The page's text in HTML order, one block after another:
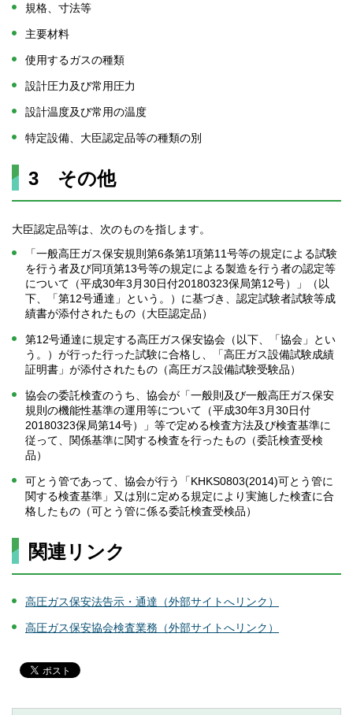
規格、寸法等
主要材料
使用するガスの種類
設計圧力及び常用圧力
設計温度及び常用の温度
特定設備、大臣認定品等の種類の別
3 その他
大臣認定品等は、次のものを指します。
「一般高圧ガス保安規則第6条第1項第11号等の規定による試験
を行う者及び同項第13号等の規定による製造を行う者の認定等
について（平成30年3月30日付20180323保局第12号）」（以
下、「第12号通達」という。）に基づき、認定試験者試験等成
績書が添付されたもの（大臣認定品）
第12号通達に規定する高圧ガス保安協会（以下、「協会」とい
う。）が行った行った試験に合格し、「高圧ガス設備試験成績
証明書」が添付されたもの（高圧ガス設備試験受験品）
協会の委託検査のうち、協会が「一般則及び一般高圧ガス保安
規則の機能性基準の運用等について（平成30年3月30日付
20180323保局第14号）」等で定める検査方法及び検査基準に
従って、関係基準に関する検査を行ったもの（委託検査受検
品）
可とう管であって、協会が行う「KHKS0803(2014)可とう管に
関する検査基準」又は別に定める規定により実施した検査に合
格したもの（可とう管に係る委託検査受検品）
関連リンク
高圧ガス保安法告示・通達（外部サイトへリンク）
高圧ガス保安協会検査業務（外部サイトへリンク）